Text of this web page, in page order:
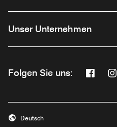
Unser Unternehmen
Folgen Sie uns:
Opens
Deutsch